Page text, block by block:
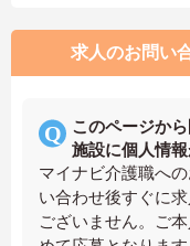
求人のお問い
このページか
施設に個人情
マイナビ介護職へ
い合わせ後すぐに
ございません。ご